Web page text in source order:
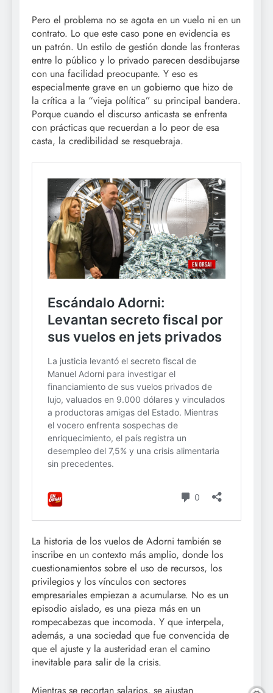
Pero el problema no se agota en un vuelo ni en un
contrato. Lo que este caso pone en evidencia es
un patrón. Un estilo de gestión donde las fronteras
entre lo público y lo privado parecen desdibujarse
con una facilidad preocupante. Y eso es
especialmente grave en un gobierno que hizo de
la crítica a la “vieja política” su principal bandera.
Porque cuando el discurso anticasta se enfrenta
con prácticas que recuerdan a lo peor de esa
casta, la credibilidad se resquebraja.
La historia de los vuelos de Adorni también se
inscribe en un contexto más amplio, donde los
cuestionamientos sobre el uso de recursos, los
privilegios y los vínculos con sectores
empresariales empiezan a acumularse. No es un
episodio aislado, es una pieza más en un
rompecabezas que incomoda. Y que interpela,
además, a una sociedad que fue convencida de
que el ajuste y la austeridad eran el camino
inevitable para salir de la crisis.